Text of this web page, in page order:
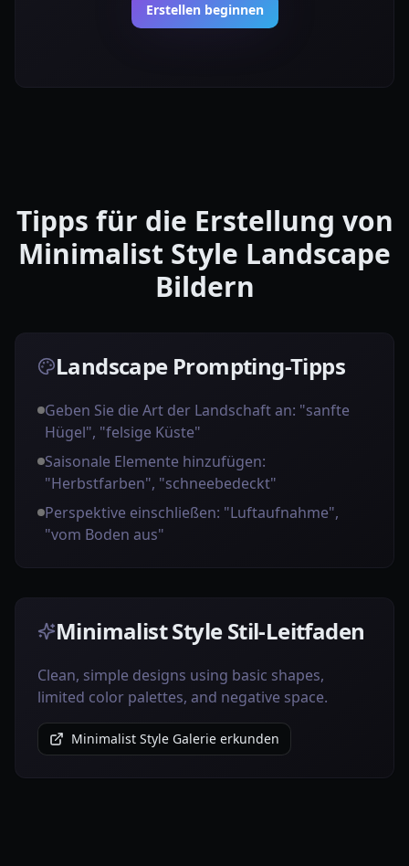
Erstellen beginnen
Tipps für die Erstellung von
Minimalist Style Landscape
Bildern
Landscape Prompting-Tipps
Geben Sie die Art der Landschaft an: "sanfte
Hügel", "felsige Küste"
Saisonale Elemente hinzufügen:
"Herbstfarben", "schneebedeckt"
Perspektive einschließen: "Luftaufnahme",
"vom Boden aus"
Minimalist Style Stil-Leitfaden
Clean, simple designs using basic shapes,
limited color palettes, and negative space.
Minimalist Style Galerie erkunden